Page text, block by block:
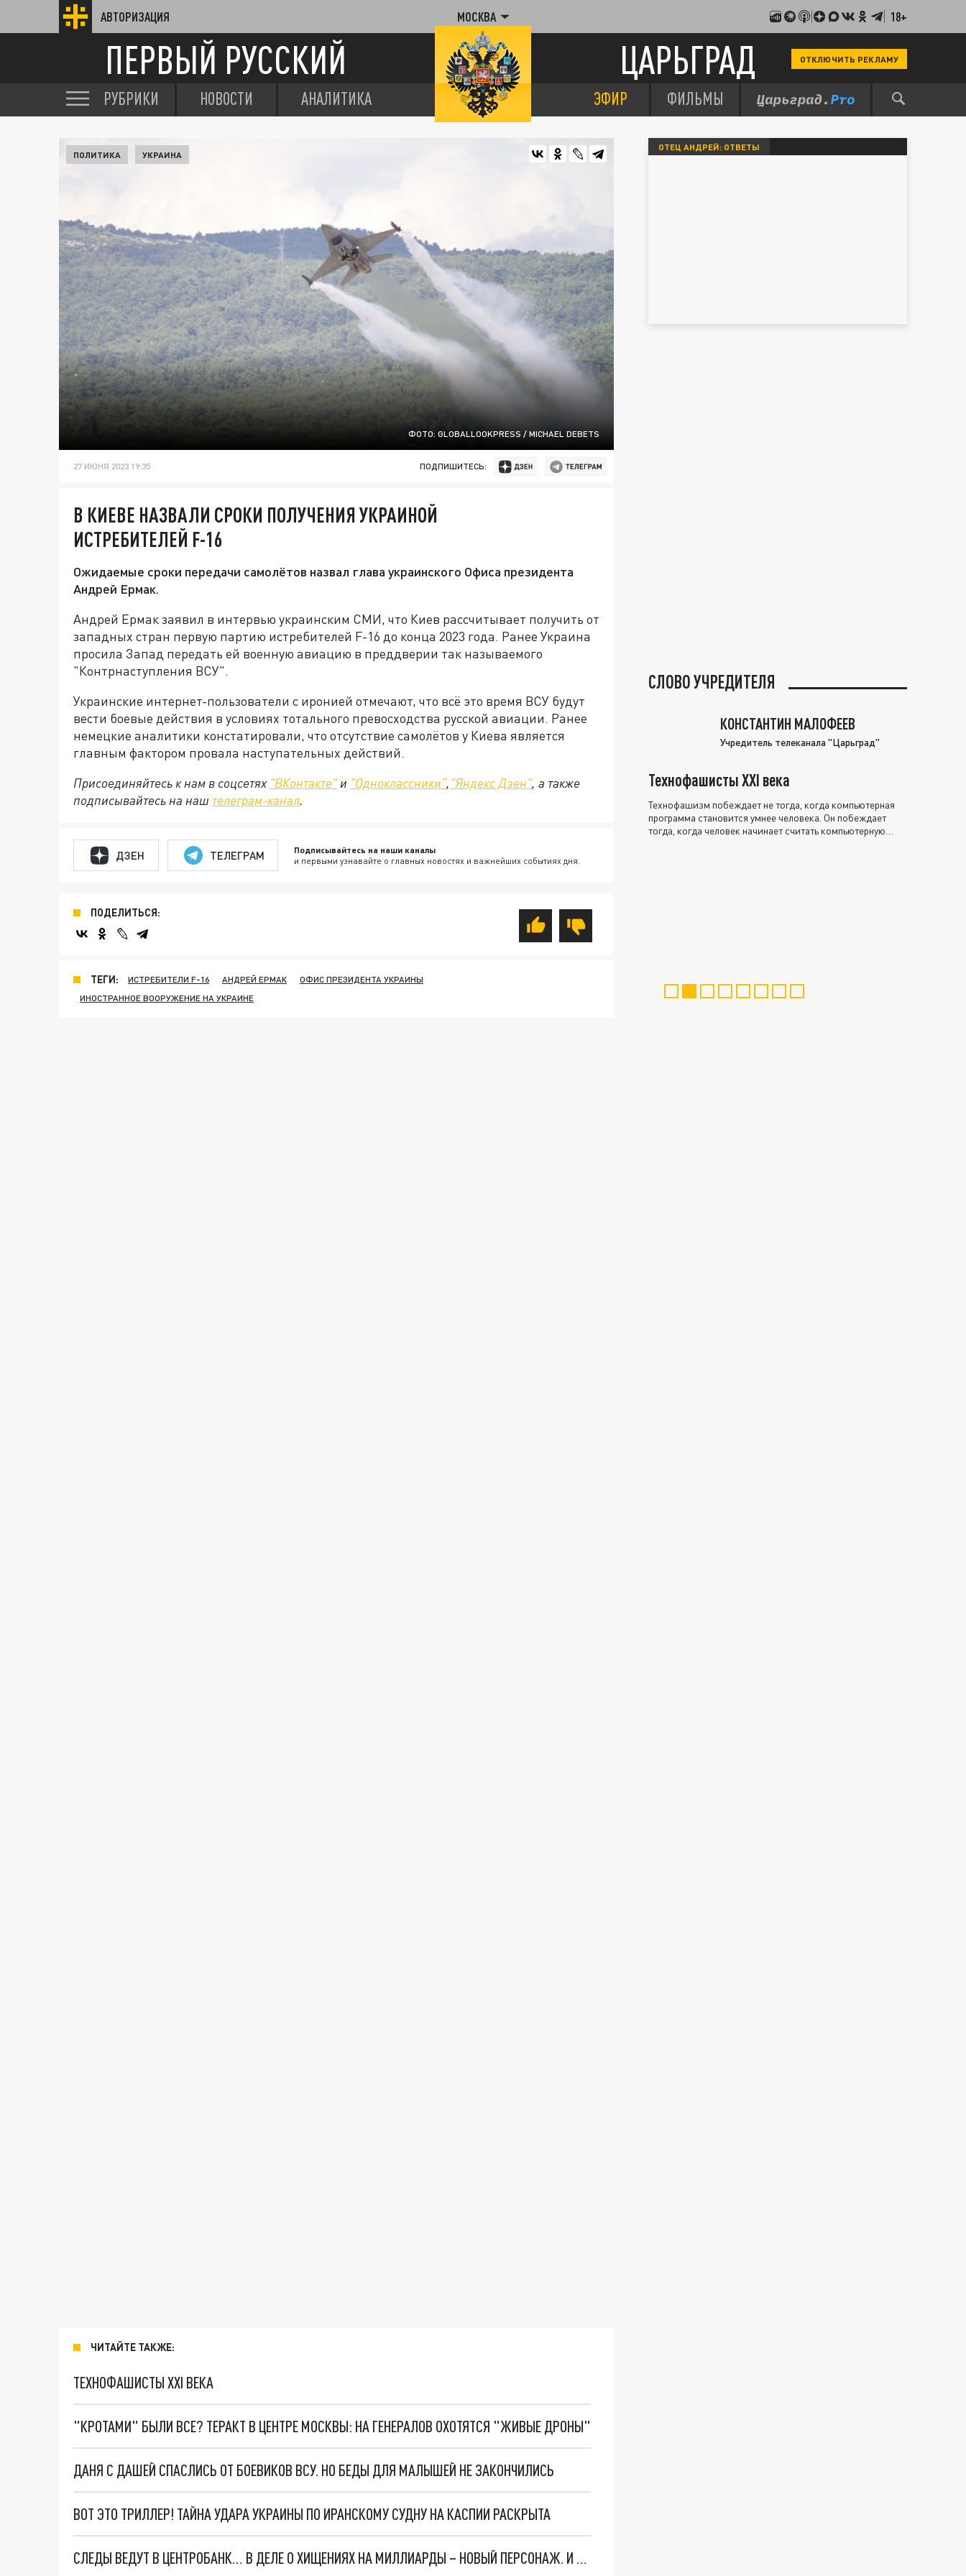
АВТОРИЗАЦИЯ МОСКВА 18+
ПЕРВЫЙ РУССКИЙ ЦАРЬГРАД ОТКЛЮЧИТЬ РЕКЛАМУ
РУБРИКИ НОВОСТИ АНАЛИТИКА ЭФИР ФИЛЬМЫ
ФОТО: GLOBALLOOKPRESS / MICHAEL DEBETS
ПОЛИТИКА УКРАИНА
27 ИЮНЯ 2023 19:35 ПОДПИШИТЕСЬ:
В КИЕВЕ НАЗВАЛИ СРОКИ ПОЛУЧЕНИЯ УКРАИНОЙ
ИСТРЕБИТЕЛЕЙ F-16
Ожидаемые сроки передачи самолётов назвал глава украинского Офиса президента
Андрей Ермак.
Андрей Ермак заявил в интервью украинским СМИ, что Киев рассчитывает получить от
западных стран первую партию истребителей F-16 до конца 2023 года. Ранее Украина
просила Запад передать ей военную авиацию в преддверии так называемого
"Контрнаступления ВСУ".
Украинские интернет-пользователи с иронией отмечают, что всё это время ВСУ будут
вести боевые действия в условиях тотального превосходства русской авиации. Ранее
немецкие аналитики констатировали, что отсутствие самолётов у Киева является
главным фактором провала наступательных действий.
Присоединяйтесь к нам в соцсетях "ВКонтакте"и "Одноклассники","Яндекс Дзен", а также
подписывайтесь на наш телеграм-канал.
ДЗЕН ТЕЛЕГРАМ Подписывайтесь на наши каналы
и первыми узнавайте о главных новостях и важнейших событиях дня.
ПОДЕЛИТЬСЯ:
ТЕГИ: ИСТРЕБИТЕЛИ F-16 АНДРЕЙ ЕРМАК
ОФИС ПРЕЗИДЕНТА УКРАИНЫ
ИНОСТРАННОЕ ВООРУЖЕНИЕ НА УКРАИНЕ
ЧИТАЙТЕ ТАКЖЕ:
ТЕХНОФАШИСТЫ XXI ВЕКА
"КРОТАМИ" БЫЛИ ВСЕ? ТЕРАКТ В ЦЕНТРЕ МОСКВЫ: НА ГЕНЕРАЛОВ ОХОТЯТСЯ "ЖИВЫЕ ДРОНЫ"
ДАНЯ С ДАШЕЙ СПАСЛИСЬ ОТ БОЕВИКОВ ВСУ. НО БЕДЫ ДЛЯ МАЛЫШЕЙ НЕ ЗАКОНЧИЛИСЬ
ВОТ ЭТО ТРИЛЛЕР! ТАЙНА УДАРА УКРАИНЫ ПО ИРАНСКОМУ СУДНУ НА КАСПИИ РАСКРЫТА
СЛЕДЫ ВЕДУТ В ЦЕНТРОБАНК… В ДЕЛЕ О ХИЩЕНИЯХ НА МИЛЛИАРДЫ – НОВЫЙ ПЕРСОНАЖ. И ОН УЖЕ В БЕГАХ
ОТЕЦ АНДРЕЙ: ОТВЕТЫ
СЛОВО УЧРЕДИТЕЛЯ
КОНСТАНТИН МАЛОФЕЕВ
Учредитель телеканала "Царьград"
Технофашисты XXI века
Технофашизм побеждает не тогда, когда компьютерная
программа становится умнее человека. Он побеждает
тогда, когда человек начинает считать компьютерную